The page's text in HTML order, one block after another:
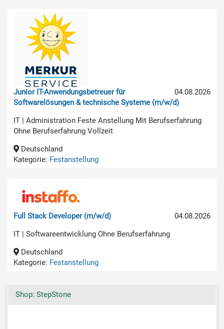
04.08.2026
Junior IT-Anwendungsbetreuer für
Softwarelösungen & technische Systeme (m/w/d)
IT | Administration Feste Anstellung Mit Berufserfahrung
Ohne Berufserfahrung Vollzeit
Deutschland
Kategorie: Festanstellung
04.08.2026
Full Stack Developer (m/w/d)
IT | Softwareentwicklung Ohne Berufserfahrung
Deutschland
Kategorie: Festanstellung
Shop: StepStone